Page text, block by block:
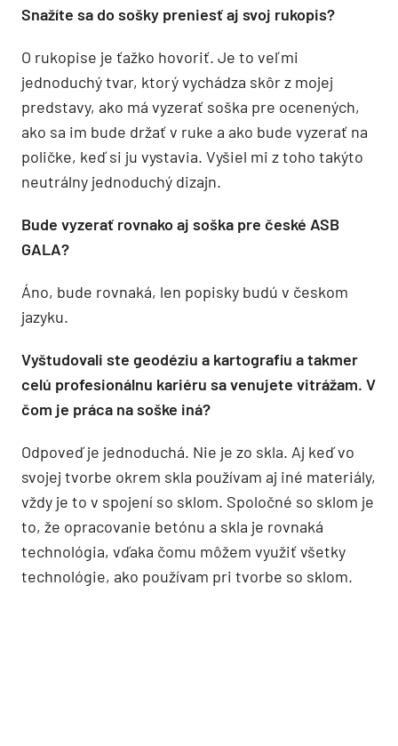
Snažíte sa do sošky preniesť aj svoj rukopis?
O rukopise je ťažko hovoriť. Je to veľmi
jednoduchý tvar, ktorý vychádza skôr z mojej
predstavy, ako má vyzerať soška pre ocenených,
ako sa im bude držať v ruke a ako bude vyzerať na
poličke, keď si ju vystavia. Vyšiel mi z toho takýto
neutrálny jednoduchý dizajn.
Bude vyzerať rovnako aj soška pre české ASB
GALA?
Áno, bude rovnaká, len popisky budú v českom
jazyku.
Vyštudovali ste geodéziu a kartografiu a takmer
celú profesionálnu kariéru sa venujete vitrážam. V
čom je práca na soške iná?
Odpoveď je jednoduchá. Nie je zo skla. Aj keď vo
svojej tvorbe okrem skla používam aj iné materiály,
vždy je to v spojení so sklom. Spoločné so sklom je
to, že opracovanie betónu a skla je rovnaká
technológia, vďaka čomu môžem využiť všetky
technológie, ako používam pri tvorbe so sklom.